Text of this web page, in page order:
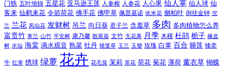
门铁 五叶地锦 五星花 亚马逊王莲 人参榕 人参花 人心果 仙人掌 仙人球 仙
客来 仙鹤来花 令箭荷花 佛手花 佛甲草 佩普基诺 依米花 侧柏叶 倒挂金钟 兜
兰 兰花 凤仙花 发财树 吊兰 向日葵 君子兰 含羞草 多肉 多肉植物怎么养
富贵竹 寒兰 山竹 平安树 康乃馨 散尾葵 文竹 无花果 月季 木槿 杜鹃 栀子 橡皮
树 水仙 海棠 滴水观音 熟菜 牡丹 猪笼草 玉兰 玉簪 玫瑰 白掌 百合 睡莲 矮牵
牛 红掌 绣球 绿萝 花卉 花毛茛 茉莉 茶花 荷花 菊花 薄荷 薰衣草 蝴蝶